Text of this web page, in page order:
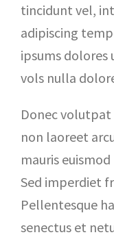
tincidunt vel,
adipiscing
ipsums dolores
vols nulla
Donec
non laoreet
mauris
Sed imperdiet
Pellentesque
senectus et